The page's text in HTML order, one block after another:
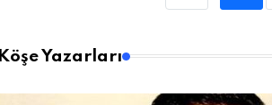
Köşe Yazarları